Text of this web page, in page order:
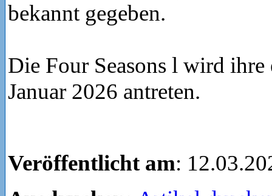
bekannt gegeben.
Die Four Seasons l wird ihre
Januar 2026 antreten.
Veröffentlicht am: